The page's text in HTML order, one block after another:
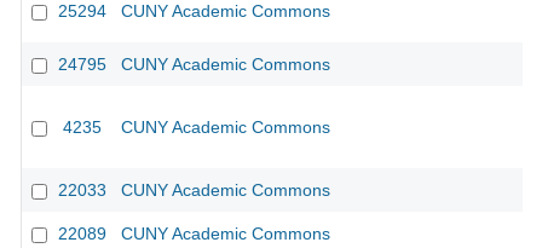
25294 CUNY Academic Commons
24795 CUNY Academic Commons
4235 CUNY Academic Commons
22033 CUNY Academic Commons
22089 CUNY Academic Commons